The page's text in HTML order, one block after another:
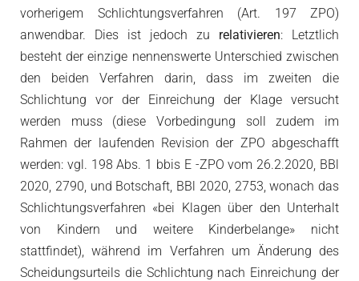
vorherigem Schlichtungsverfahren (Art. 197 ZPO)
anwendbar. Dies ist jedoch zu relativieren: Letztlich
besteht der einzige nennenswerte Unterschied zwischen
den beiden Verfahren darin, dass im zweiten die
Schlichtung vor der Einreichung der Klage versucht
werden muss (diese Vorbedingung soll zudem im
Rahmen der laufenden Revision der ZPO abgeschafft
werden: vgl. 198 Abs. 1 bbis E -ZPO vom 26.2.2020, BBl
2020, 2790, und Botschaft, BBl 2020, 2753, wonach das
Schlichtungsverfahren «bei Klagen über den Unterhalt
von Kindern und weitere Kinderbelange» nicht
stattfindet), während im Verfahren um Änderung des
Scheidungsurteils die Schlichtung nach Einreichung der